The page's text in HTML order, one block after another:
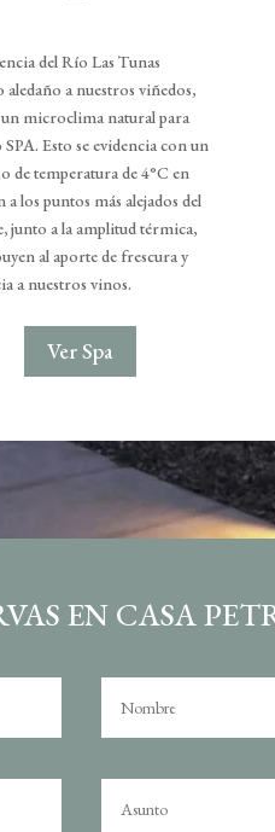
del Río Las Tunas
aledaño a nuestros viñedos,
microclima natural para
Esto se evidencia con un
de temperatura de 4°C en
a los puntos más alejados del
junto a la amplitud térmica,
al aporte de frescura y
a nuestros vinos.
Ver Spa
EN CASA